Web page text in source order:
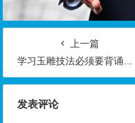
上一篇
学习玉雕技法必须要背诵的玉雕成语和口诀
发表评论